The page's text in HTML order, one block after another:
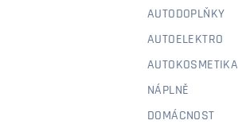
AUTODOPLŇKY
AUTOELEKTRO
AUTOKOSMETIKA
NÁPLNĚ
DOMÁCNOST